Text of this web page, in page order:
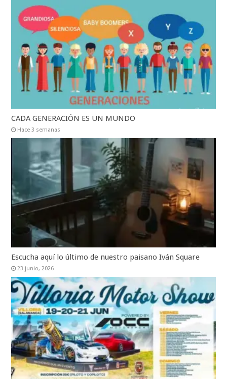
CADA GENERACIÓN ES UN MUNDO
Hace 3 semanas
Escucha aquí lo último de nuestro paisano Iván Square
23 junio, 2026